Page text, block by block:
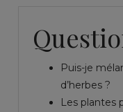
Puis-je
d’herbes ?
Les plantes